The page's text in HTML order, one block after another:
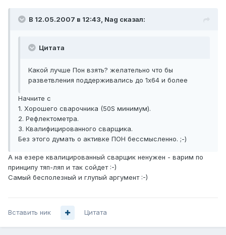
В 12.05.2007 в 12:43, Nag сказал:
Цитата
Какой лучше Пон взять? желательно что бы
разветвления поддерживались до 1x64 и более
Начните с
1. Хорошего сварочника (50S минимум).
2. Рефлектометра.
3. Квалифицированного сварщика.
Без этого думать о активке ПОН бессмысленно. ;-)
А на езере квалицированный сварщик ненужен - варим по
принципу тяп-ляп и так сойдет :-)
Самый бесполезный и глупый аргумент :-)
Вставить ник Цитата